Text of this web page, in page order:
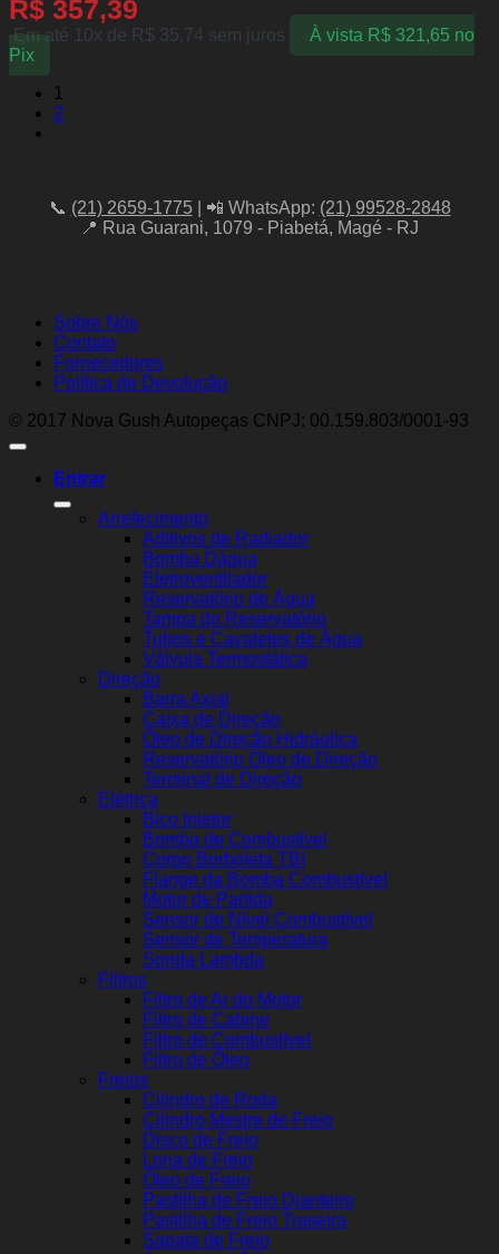
R$ 357,39
Em até 10x de R$ 35,74 sem juros À vista R$321,65 no
Pix
1
2
📞 (21) 2659-1775| 📲 WhatsApp: (21) 99528-2848
📍 Rua Guarani, 1079 - Piabetá, Magé - RJ
Sobre Nós
Contato
Fornecedores
Política de Devolução
© 2017 Nova Gush Autopeças CNPJ: 00.159.803/0001-93
Entrar
Arrefecimento
Aditivos de Radiador
Bomba Dágua
Eletroventilador
Reservatório de Água
Tampa do Reservatório
Tubos e Cavaletes de Água
Válvula Termostática
Direção
Barra Axial
Caixa de Direção
Óleo de Direção Hidráulica
Reservatório Óleo de Direção
Terminal de Direção
Elétrica
Bico Injetor
Bomba de Combustível
Corpo Borboleta TBI
Flange da Bomba Combustível
Motor de Partida
Sensor de Nível Combustível
Sensor de Temperatura
Sonda Lambda
Filtros
Filtro de Ar do Motor
Filtro de Cabine
Filtro de Combustível
Filtro de Óleo
Freios
Cilindro de Roda
Cilindro Mestre de Freio
Disco de Freio
Lona de Freio
Óleo de Freio
Pastilha de Freio Dianteiro
Pastilha de Freio Traseira
Sapata de Freio